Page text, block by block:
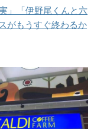
」「伊野尾くんと六
がもうすぐ終わるか